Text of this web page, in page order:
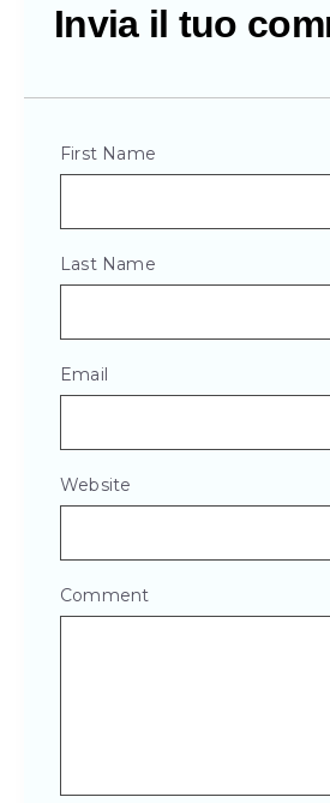
Invia il tuo
First Name
Last Name
Email
Website
Comment